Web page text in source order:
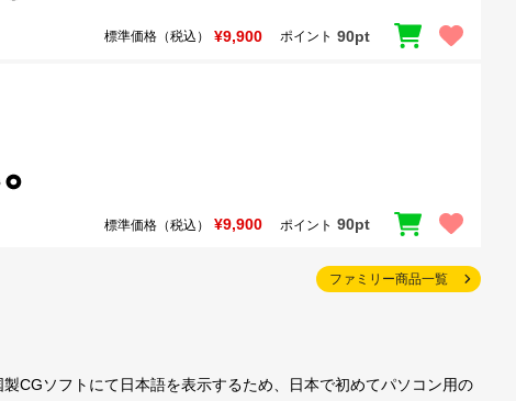
標準価格（税込） ¥9,900 ポイント 90pt
標準価格（税込） ¥9,900 ポイント 90pt
ファミリー商品一覧
CGソフトにて日本語を表示するため、日本で初めてパソコン用の